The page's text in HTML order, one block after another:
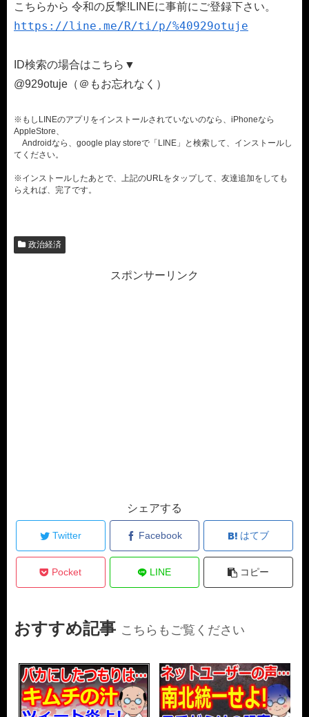
こちらから 令和の反撃!LINEに事前にご登録下さい。
https://line.me/R/ti/p/%40929otuje
ID検索の場合はこちら▼
@929otuje（＠もお忘れなく）
※もしLINEのアプリをインストールされていないのなら、iPhoneなら
AppleStore、
Androidなら、google play storeで「LINE」と検索して、インストールし
てください。
※インストールしたあとで、上記のURLをタップして、友達追加をしても
らえれば、完了です。
政治経済
スポンサーリンク
シェアする
Twitter Facebook はてブ
Pocket LINE コピー
おすすめ記事 こちらもご覧ください